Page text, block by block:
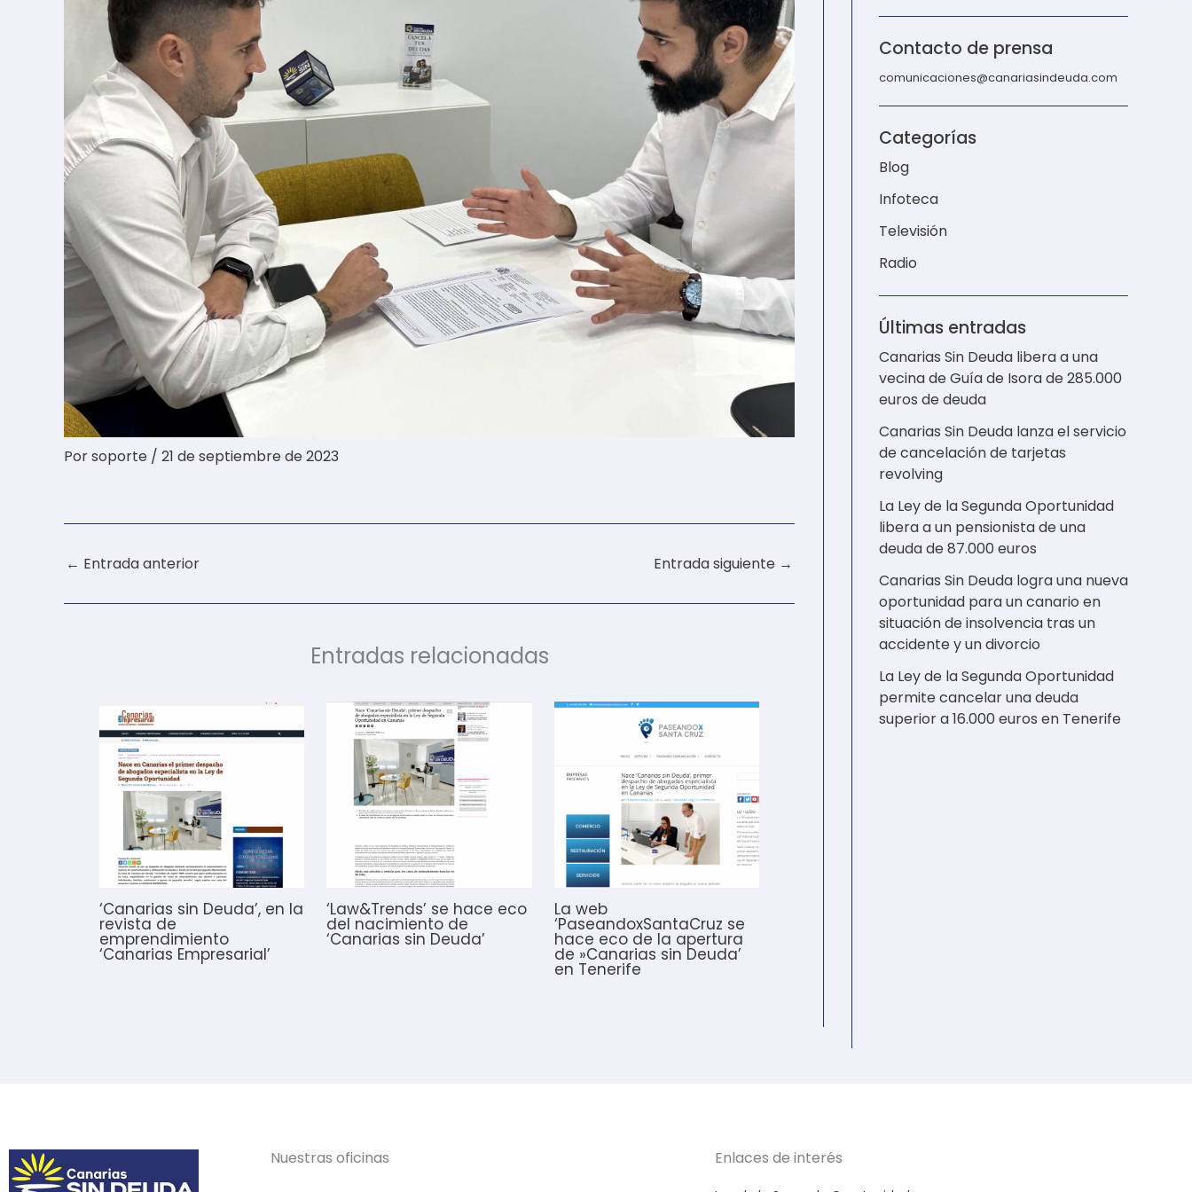
Porsoporte / 21 de septiembre de 2023
← Entrada anterior Entrada siguiente →
Entradas relacionadas
‘Canarias sin Deuda’, en la
revista de
emprendimiento
‘Canarias Empresarial’
‘Law&Trends’ se hace eco
del nacimiento de
‘Canarias sin Deuda’
La web
‘PaseandoxSantaCruz se
hace eco de la apertura
de »Canarias sin Deuda’
en Tenerife
Contacto de prensa
comunicaciones@canariasindeuda.com
Categorías
Blog
Infoteca
Televisión
Radio
Últimas entradas
Canarias Sin Deuda libera a una
vecina de Guía de Isora de 285.000
euros de deuda
Canarias Sin Deuda lanza el servicio
de cancelación de tarjetas
revolving
La Ley de la Segunda Oportunidad
libera a un pensionista de una
deuda de 87.000 euros
Canarias Sin Deuda logra una nueva
oportunidad para un canario en
situación de insolvencia tras un
accidente y un divorcio
La Ley de la Segunda Oportunidad
permite cancelar una deuda
superior a 16.000 euros en Tenerife
Nuestras oficinas Enlaces de interés